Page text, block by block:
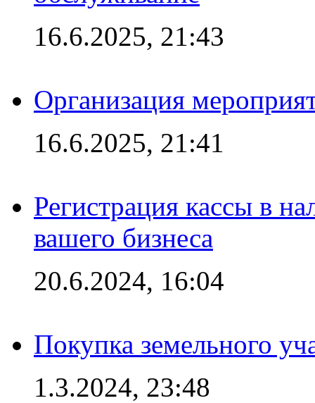
16.6.2025, 21:43
Организация
16.6.2025, 21:41
Регистрация кассы в
вашего бизнеса
20.6.2024, 16:04
Покупка земельного
1.3.2024, 23:48